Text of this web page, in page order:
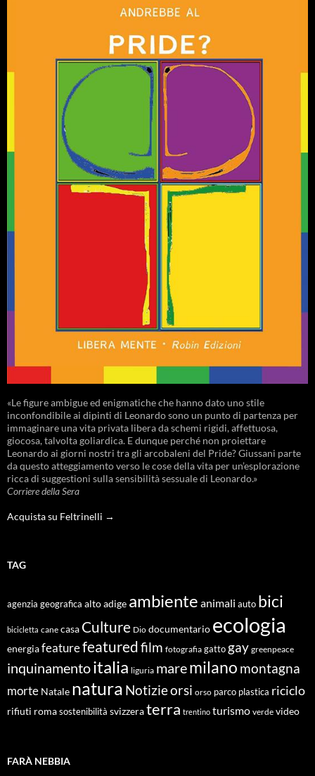
«Le figure ambigue ed enigmatiche che hanno dato uno stile
inconfondibile ai dipinti di Leonardo sono un punto di partenza per
immaginare una vita privata libera da schemi rigidi, affettuosa,
giocosa, talvolta goliardica. E dunque perché non proiettare
Leonardo ai giorni nostri tra gli arcobaleni del Pride? Giussani parte
da questo atteggiamento verso le cose della vita per un’esplorazione
ricca di suggestioni sulla sensibilità sessuale di Leonardo.»
Corriere della Sera
Acquista su Feltrinelli →
TAG
agenzia geografica alto adige ambiente animali auto bici
bicicletta cane casa Culture Dio documentario ecologia
energiafeaturefeaturedfilm fotografia gatto gay greenpeace
inquinamentoitalia liguria maremilano montagna
morte Natale natura Notizieorsi orso parco plastica riciclo
rifiuti roma sostenibilità svizzeraterra trentino turismo verde video
FARÀ NEBBIA